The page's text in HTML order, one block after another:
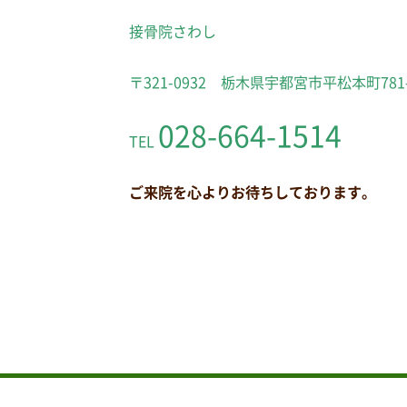
接骨院さわし
〒321-0932 栃木県宇都宮市平松本町
TEL 028-664-1514
ご来院を心よりお待ちしております。